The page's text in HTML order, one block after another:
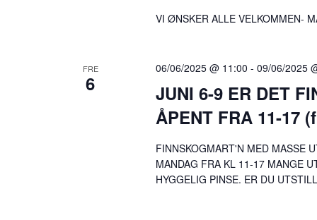
VI ØNSKER ALLE VELKOMMEN-
FRE
6
06/06/2025 @ 11:00 - 09/06/2025
JUNI 6-9 ER DET
ÅPENT FRA 11-17
FINNSKOGMART'N MED MASSE
MANDAG FRA KL 11-17 MANGE
HYGGELIG PINSE. ER DU